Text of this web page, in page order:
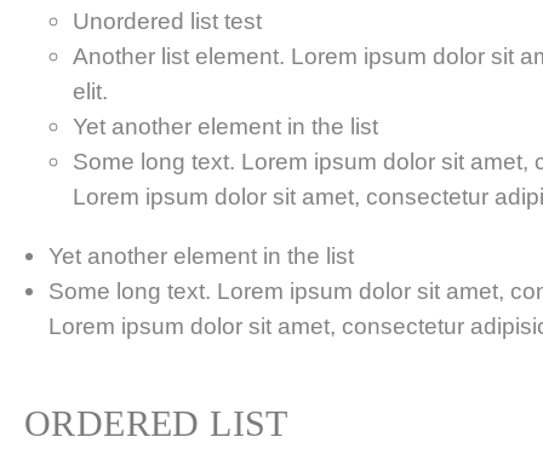
Unordered list test
Another list element. Lorem ipsum dolor sit
elit.
Yet another element in the list
Some long text. Lorem ipsum dolor sit amet,
Lorem ipsum dolor sit amet, consectetur
Yet another element in the list
Some long text. Lorem ipsum dolor sit amet,
Lorem ipsum dolor sit amet, consectetur
ORDERED LIST